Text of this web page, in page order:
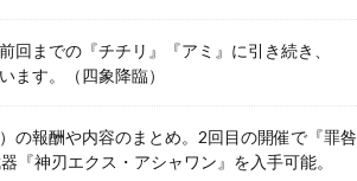
回までの『チチリ』『アミ』に引き続き、
ます。（四象降臨）
の報酬や内容のまとめ。2回目の開催で『罪咎
『神刃エクス・アシャワン』を入手可能。